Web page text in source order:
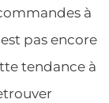
à
pas encore
tendance à